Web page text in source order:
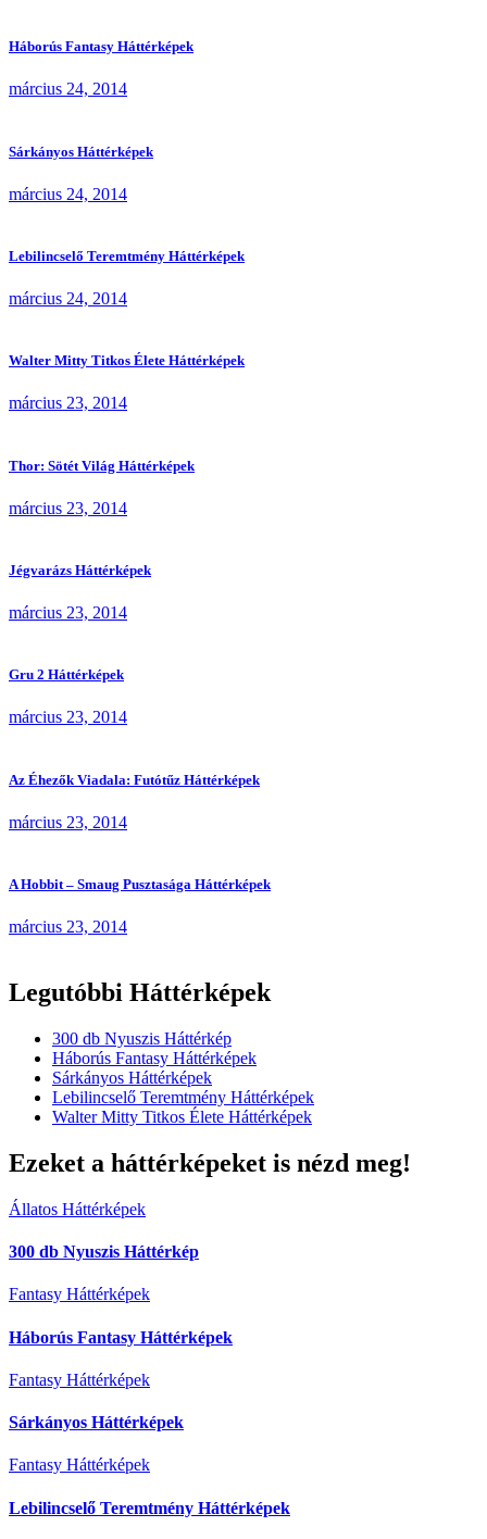
Háborús Fantasy Háttérképek
március 24, 2014
Sárkányos Háttérképek
március 24, 2014
Lebilincselő Teremtmény Háttérképek
március 24, 2014
Walter Mitty Titkos Élete Háttérképek
március 23, 2014
Thor: Sötét Világ Háttérképek
március 23, 2014
Jégvarázs Háttérképek
március 23, 2014
Gru 2 Háttérképek
március 23, 2014
Az Éhezők Viadala: Futótűz Háttérképek
március 23, 2014
A Hobbit – Smaug Pusztasága Háttérképek
március 23, 2014
Legutóbbi Háttérképek
300 db Nyuszis Háttérkép
Háborús Fantasy Háttérképek
Sárkányos Háttérképek
Lebilincselő Teremtmény Háttérképek
Walter Mitty Titkos Élete Háttérképek
Ezeket a háttérképeket is nézd meg!
Állatos Háttérképek
300 db Nyuszis Háttérkép
Fantasy Háttérképek
Háborús Fantasy Háttérképek
Fantasy Háttérképek
Sárkányos Háttérképek
Fantasy Háttérképek
Lebilincselő Teremtmény Háttérképek